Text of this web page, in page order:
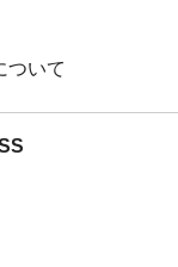
ついて